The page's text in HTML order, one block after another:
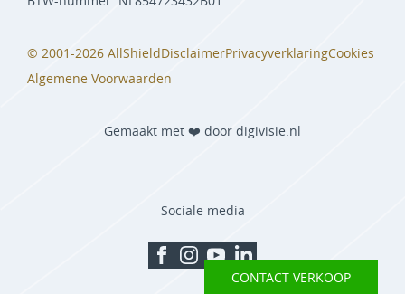
© 2001-2026 AllShieldDisclaimerPrivacyverklaringCookies
Algemene Voorwaarden
Gemaakt met ❤️ door digivisie.nl
Sociale media
CONTACT VERKOOP